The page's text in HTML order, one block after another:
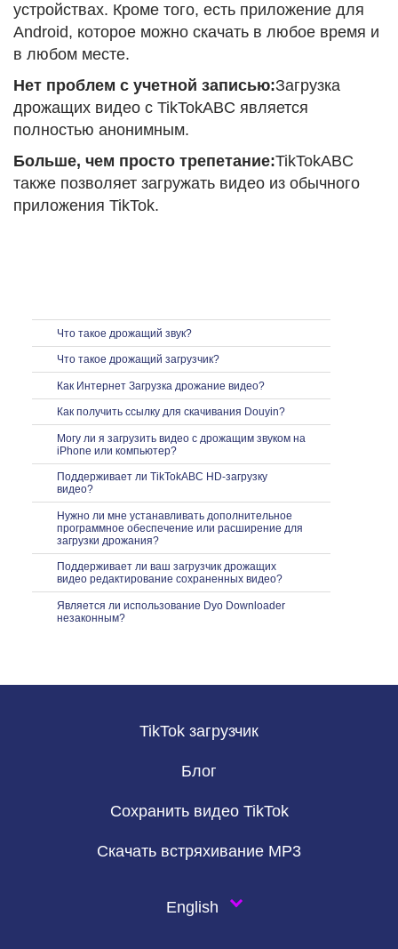
устройствах. Кроме того, есть приложение для
Android, которое можно скачать в любое время и
в любом месте.
Нет проблем с учетной записью:Загрузка
дрожащих видео с TikTokABC является
полностью анонимным.
Больше, чем просто трепетание:TikTokABC
также позволяет загружать видео из обычного
приложения TikTok.
Что такое дрожащий звук?
Что такое дрожащий загрузчик?
Как Интернет Загрузка дрожание видео?
Как получить ссылку для скачивания Douyin?
Могу ли я загрузить видео с дрожащим звуком на
iPhone или компьютер?
Поддерживает ли TikTokABC HD-загрузку
видео?
Нужно ли мне устанавливать дополнительное
программное обеспечение или расширение для
загрузки дрожания?
Поддерживает ли ваш загрузчик дрожащих
видео редактирование сохраненных видео?
Является ли использование Dyo Downloader
незаконным?
TikTok загрузчик
Блог
Сохранить видео TikTok
Скачать встряхивание MP3
English